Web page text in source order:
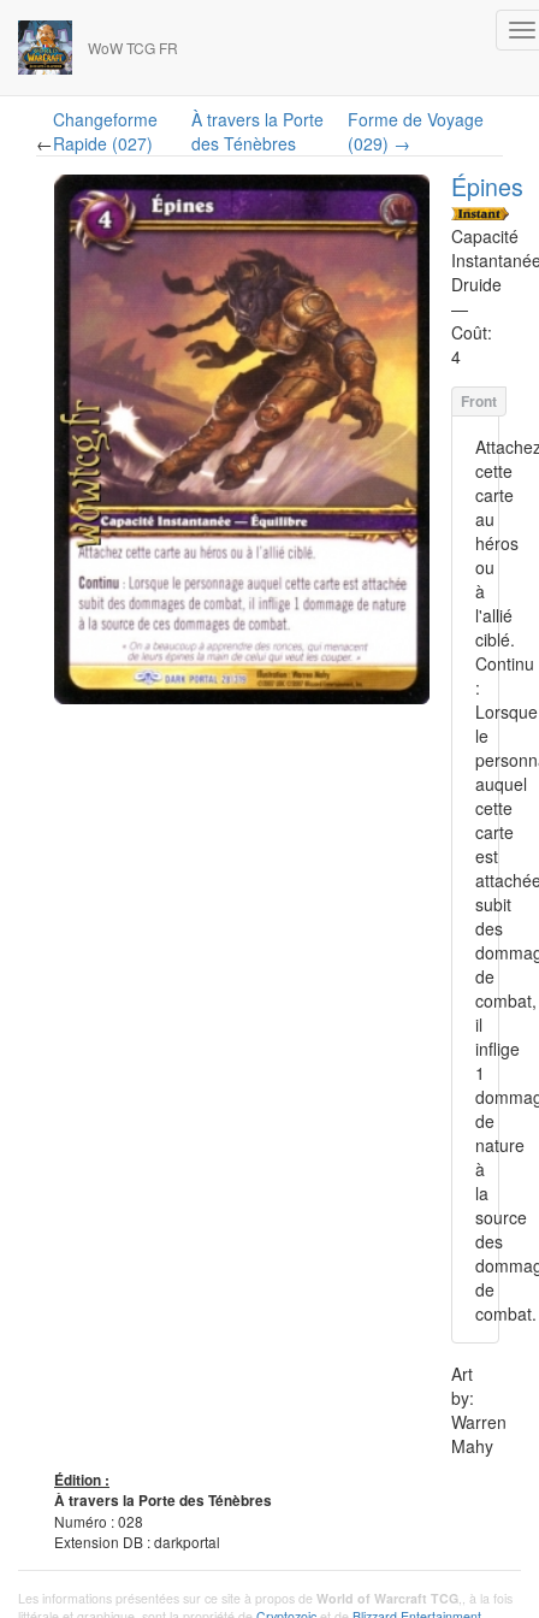
WoW TCG FR
←
Changeforme
Rapide (027)
À travers la Porte
des Ténèbres
Forme de Voyage
(029) →
Épines
Capacité
Druide
—
Coût:
4
cette
carte
au
héros
ou
à
l'allié
ciblé.
Continu
:
Lorsque
le
auquel
cette
carte
est
subit
des
de
combat,
il
inflige
1
de
nature
à
la
source
des
de
combat.
Art
by:
Warren
Mahy
Édition :
À travers la Porte des Ténèbres
Numéro : 028
Extension DB : darkportal
Les informations présentées sur ce site à propos de World of Warcraft TCG,, à la fois